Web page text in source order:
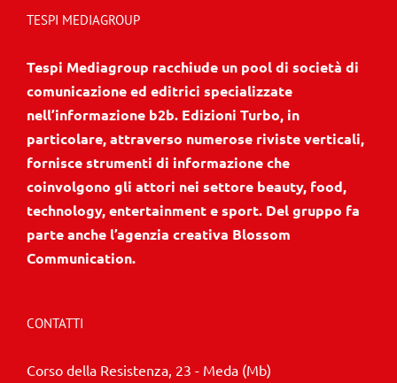
TESPI MEDIAGROUP
Tespi Mediagroup racchiude un pool di società di
comunicazione ed editrici specializzate
nell’informazione b2b. Edizioni Turbo, in
particolare, attraverso numerose riviste verticali,
fornisce strumenti di informazione che
coinvolgono gli attori nei settore beauty, food,
technology, entertainment e sport. Del gruppo fa
parte anche l’agenzia creativa Blossom
Communication.
CONTATTI
Corso della Resistenza, 23 - Meda (Mb)